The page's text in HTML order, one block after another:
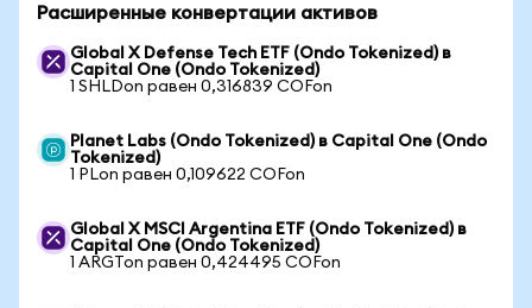
Расширенные конвертации активов
Global X Defense Tech ETF (Ondo Tokenized) в
Capital One (Ondo Tokenized)
1 SHLDon равен 0,316839 COFon
Planet Labs (Ondo Tokenized) в Capital One (Ondo
Tokenized)
1 PLon равен 0,109622 COFon
Global X MSCI Argentina ETF (Ondo Tokenized) в
Capital One (Ondo Tokenized)
1 ARGTon равен 0,424495 COFon